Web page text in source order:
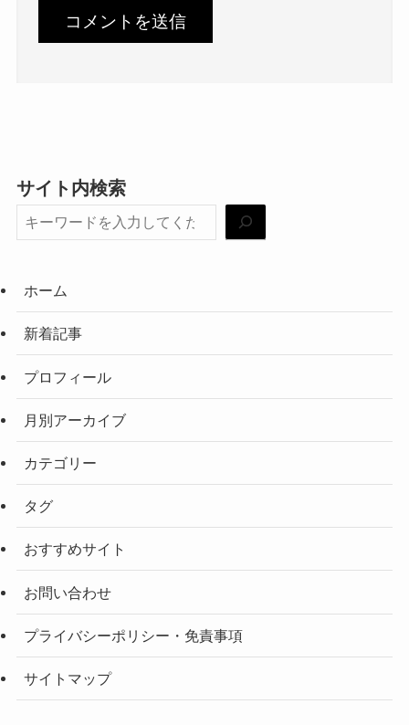
サイト内検索
ホーム
新着記事
プロフィール
月別アーカイブ
カテゴリー
タグ
おすすめサイト
お問い合わせ
プライバシーポリシー・免責事項
サイトマップ